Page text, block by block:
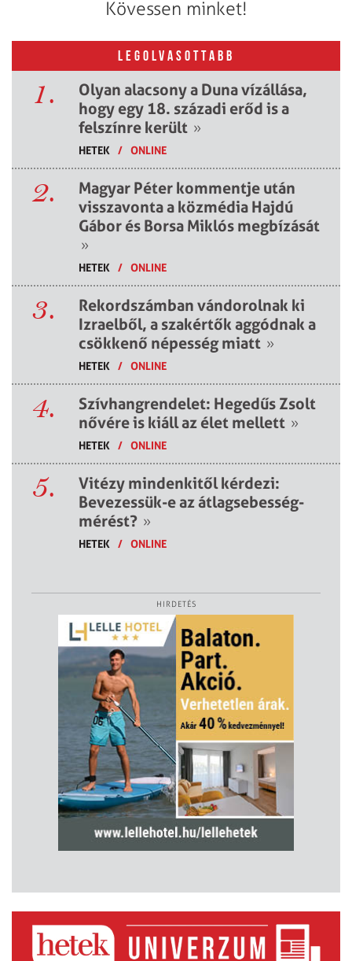
Kövessen minket!
LEGOLVASOTTABB
1.
Olyan alacsony a Duna vízállása,
hogy egy 18. századi erőd is a
felszínre került »
HETEK / ONLINE
2.
Magyar Péter kommentje után
visszavonta a közmédia Hajdú
Gábor és Borsa Miklós megbízását
»
HETEK / ONLINE
3.
Rekordszámban vándorolnak ki
Izraelből, a szakértők aggódnak a
csökkenő népesség miatt »
HETEK / ONLINE
4.
Szívhangrendelet: Hegedűs Zsolt
nővére is kiáll az élet mellett »
HETEK / ONLINE
5.
Vitézy mindenkitől kérdezi:
Bevezessük-e az átlagsebesség-
mérést? »
HETEK / ONLINE
HIRDETÉS